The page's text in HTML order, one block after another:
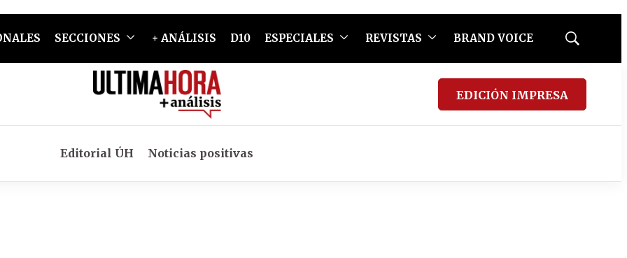
SECCIONES + ANÁLISIS D10 ESPECIALES REVISTAS BRAND VOICE
Mostrar
EDICIÓN IMPRESA
Editorial ÚH Noticias positivas